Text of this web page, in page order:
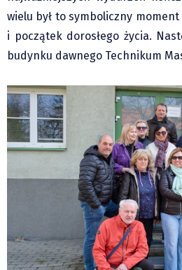
wielu był to symboliczny moment
i początek dorosłego życia.
budynku dawnego Technikum